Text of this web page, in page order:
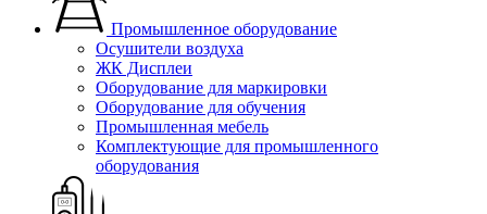
Промышленное оборудование
Осушители воздуха
ЖК Дисплеи
Оборудование для маркировки
Оборудование для обучения
Промышленная мебель
Комплектующие для промышленного
оборудования